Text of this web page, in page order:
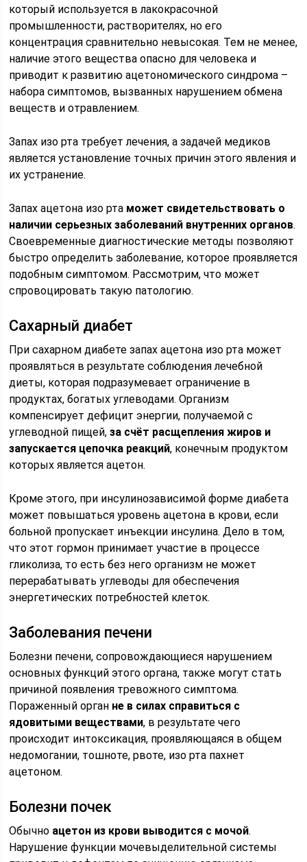
который используется в лакокрасочной
промышленности, растворителях, но его
концентрация сравнительно невысокая. Тем не менее,
наличие этого вещества опасно для человека и
приводит к развитию ацетономического синдрома –
набора симптомов, вызванных нарушением обмена
веществ и отравлением.
Запах изо рта требует лечения, а задачей медиков
является установление точных причин этого явления и
их устранение.
Запах ацетона изо рта может свидетельствовать о
наличии серьезных заболеваний внутренних органов.
Своевременные диагностические методы позволяют
быстро определить заболевание, которое проявляется
подобным симптомом. Рассмотрим, что может
спровоцировать такую патологию.
Сахарный диабет
При сахарном диабете запах ацетона изо рта может
проявляться в результате соблюдения лечебной
диеты, которая подразумевает ограничение в
продуктах, богатых углеводами. Организм
компенсирует дефицит энергии, получаемой с
углеводной пищей,за счёт расщепления жиров и
запускается цепочка реакций, конечным продуктом
которых является ацетон.
Кроме этого, при инсулинозависимой форме диабета
может повышаться уровень ацетона в крови, если
больной пропускает инъекции инсулина. Дело в том,
что этот гормон принимает участие в процессе
гликолиза, то есть без него организм не может
перерабатывать углеводы для обеспечения
энергетических потребностей клеток.
Заболевания печени
Болезни печени, сопровождающиеся нарушением
основных функций этого органа, также могут стать
причиной появления тревожного симптома.
Пораженный орган не в силах справиться с
ядовитыми веществами, в результате чего
происходит интоксикация, проявляющаяся в общем
недомогании, тошноте, рвоте, изо рта пахнет
ацетоном.
Болезни почек
Обычно ацетон из крови выводится с мочой.
Нарушение функции мочевыделительной системы